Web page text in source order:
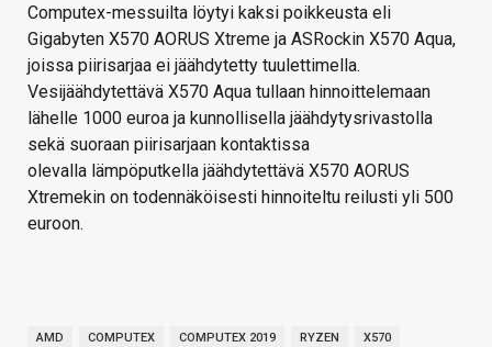
Computex-messuilta löytyi kaksi poikkeusta eli
Gigabyten X570 AORUS Xtreme ja ASRockin X570 Aqua,
joissa piirisarjaa ei jäähdytetty tuulettimella.
Vesijäähdytettävä X570 Aqua tullaan hinnoittelemaan
lähelle 1000 euroa ja kunnollisella jäähdytysrivastolla
sekä suoraan piirisarjaan kontaktissa
olevalla lämpöputkella jäähdytettävä X570 AORUS
Xtremekin on todennäköisesti hinnoiteltu reilusti yli 500
euroon.
AMD COMPUTEX COMPUTEX 2019 RYZEN X570